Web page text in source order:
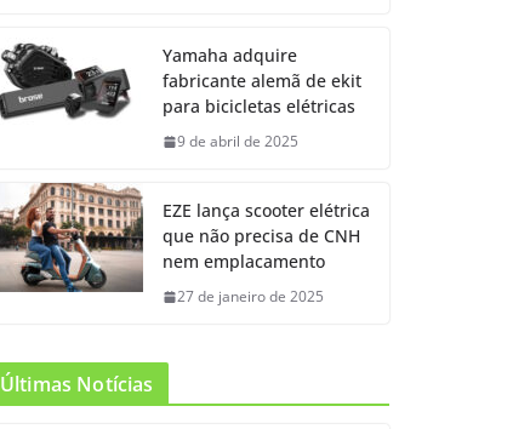
Yamaha adquire
fabricante alemã de ekit
para bicicletas elétricas
9 de abril de 2025
EZE lança scooter elétrica
que não precisa de CNH
nem emplacamento
27 de janeiro de 2025
Últimas Notícias